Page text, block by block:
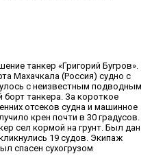
танкер «Григорий Бугров».
Махачкала (Россия) судно с
с неизвестным подводным
танкера. За короткое
отсеков судна и машинное
крен почти в 30 градусов.
сел кормой на грунт. Был дан
19 судов. Экипаж
спасен сухогрузом